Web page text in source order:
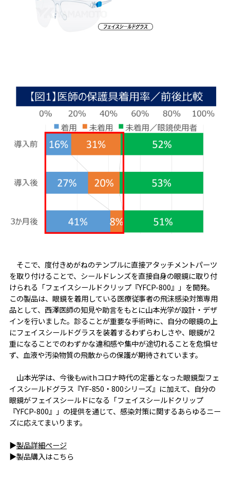
そこで、度付きめがねのテンプルに直接アタッチメントパーツ
を取り付けることで、シールドレンズを直接自身の眼鏡に取り付
けられる「フェイスシールドクリップ『YFCP-800』」を開発。
この製品は、眼鏡を着用している医療従事者の飛沫感染対策専用
品として、西澤医師の知見や助言をもとに山本光学が設計・デザ
インを行いました。診ることが重要な手術時に、自分の眼鏡の上
にフェイスシールドグラスを装着するわずらわしさや、眼鏡が2
重になることでのわずかな違和感や集中が途切れることを危惧せ
ず、血液や汚染物質の飛散からの保護が期待されています。
山本光学は、今後もwithコロナ時代の定番となった眼鏡型フェ
イスシールドグラス『YF-850・800シリーズ』に加えて、自分の
眼鏡がフェイスシールドになる「フェイスシールドクリップ
『YFCP-800』」の提供を通じて、感染対策に関するあらゆるニー
ズに応えてまいります。
▶製品詳細ページ
▶製品購入はこちら